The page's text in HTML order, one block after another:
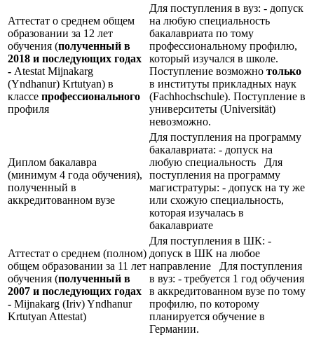
Аттестат о среднем общем
образовании за 12 лет
обучения (полученный в
2018 и последующих годах
- Atestat Mijnakarg
(Yndhanur) Krtutyan) в
классе профессионального
профиля
Для поступления в вуз: - допуск
на любую специальность
бакалавриата по тому
профессиональному профилю,
который изучался в школе.
Поступление возможно только
в институты прикладных наук
(Fachhochschule). Поступление в
университеты (Universität)
невозможно.
Диплом бакалавра
(минимум 4 года обучения),
полученный в
аккредитованном вузе
Для поступления на программу
бакалавриата: - допуск на
любую специальность Для
поступления на программу
магистратуры: - допуск на ту же
или схожую специальность,
которая изучалась в
бакалавриате
Аттестат о среднем (полном)
общем образовании за 11 лет
обучения (полученный в
2007 и последующих годах
- Mijnakarg (Iriv) Yndhanur
Krtutyan Attestat)
Для поступления в ШК: -
допуск в ШК на любое
направление Для поступления
в вуз: - требуется 1 год обучения
в аккредитованном вузе по тому
профилю, по которому
планируется обучение в
Германии.